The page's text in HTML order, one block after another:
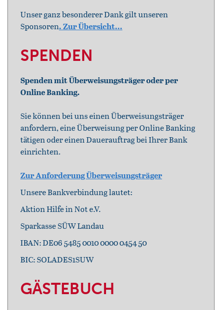
Unser ganz besonderer Dank gilt unseren
Sponsoren. Zur Übersicht...
SPENDEN
Spenden mit Überweisungsträger oder per
Online Banking.
Sie können bei uns einen Überweisungsträger
anfordern, eine Überweisung per Online Banking
tätigen oder einen Dauerauftrag bei Ihrer Bank
einrichten.
Zur Anforderung Überweisungsträger
Unsere Bankverbindung lautet:
Aktion Hilfe in Not e.V.
Sparkasse SÜW Landau
IBAN: DE06 5485 0010 0000 0454 50
BIC: SOLADES1SUW
GÄSTEBUCH